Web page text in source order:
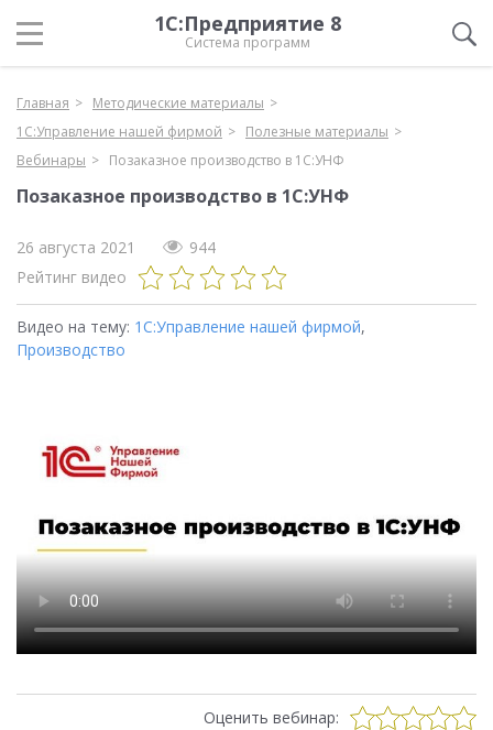
1С:Предприятие 8
Система программ
Главная
Методические материалы
1С:Управление нашей фирмой
Полезные материалы
Вебинары
Позаказное производство в 1С:УНФ
Позаказное производство в 1С:УНФ
26 августа 2021
944
Рейтинг видео
Видео на тему: 1С:Управление нашей фирмой,
Производство
Оценить вебинар: